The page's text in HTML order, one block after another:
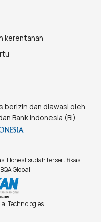
berizin dan diawasi oleh
Bank Indonesia (BI)
Honest sudah tersertifikasi
Global
Technologies
kerentanan